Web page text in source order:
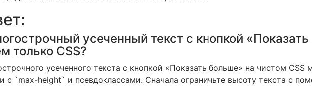
усеченный текст с кнопкой
только CSS?
усеченного текста с кнопкой «Показать больше» на чистом CSS
с `max-height` и псевдоклассами. Сначала ограничьте высоту текста с